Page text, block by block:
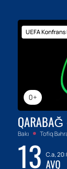
0+
UEFA Konfrans
Bakı Tofiq
13 C.a,
AVQ